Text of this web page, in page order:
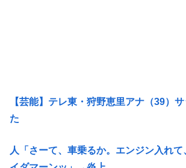
【芸能】テレ東・狩野恵里アナ（39）
た
人「さーて、車乗るか。エンジン入れ